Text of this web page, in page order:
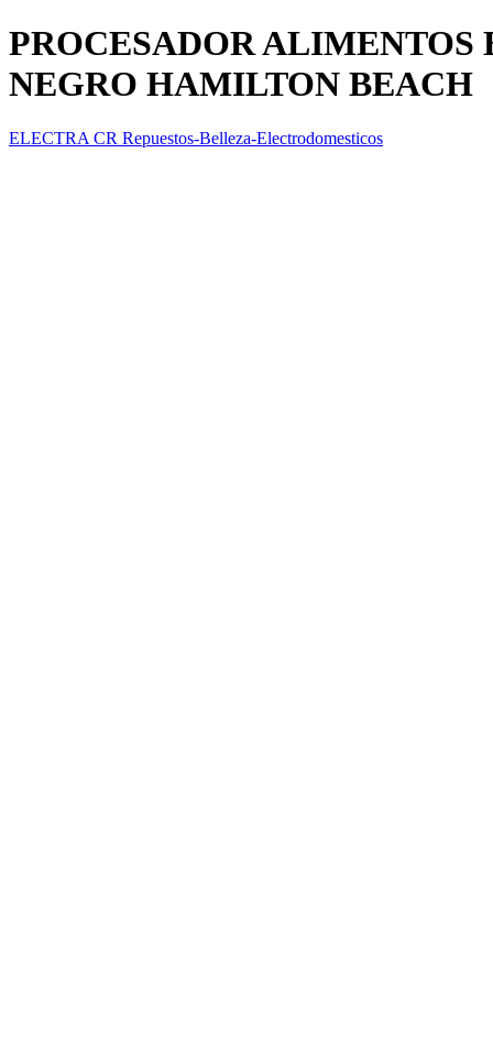
PROCESADOR ALIMENTOS
NEGRO HAMILTON BEACH
ELECTRA CR Repuestos-Belleza-Electrodomesticos